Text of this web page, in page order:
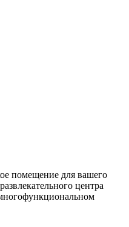
помещение для вашего
центра